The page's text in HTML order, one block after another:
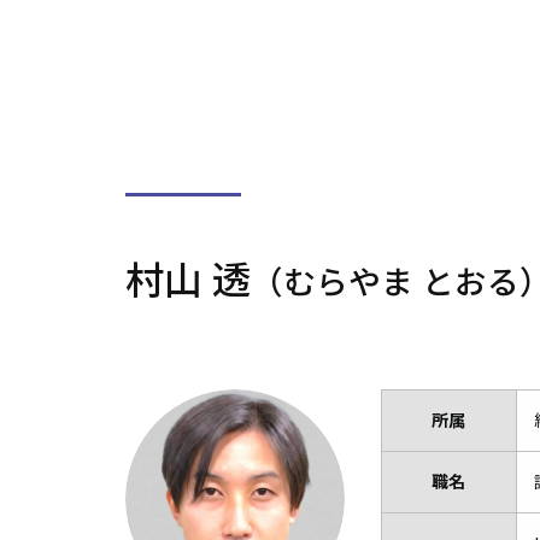
村山 透 （むらやま とおる）
所属
職名